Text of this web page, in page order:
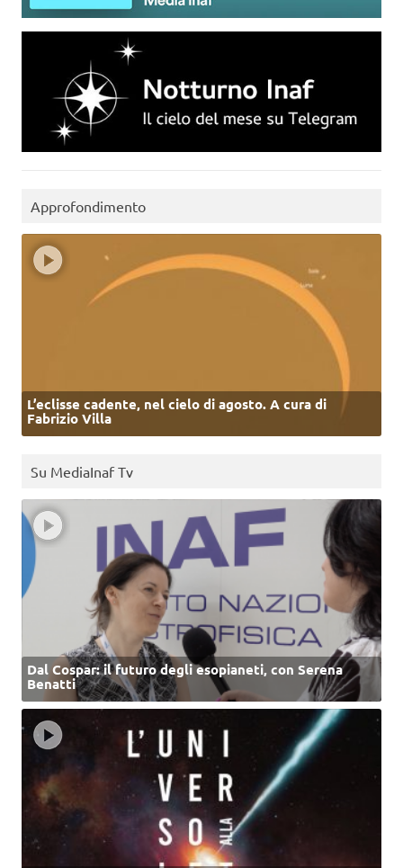
Approfondimento
L’eclisse cadente, nel cielo di agosto. A cura di
Fabrizio Villa
Su MediaInaf Tv
Dal Cospar: il futuro degli esopianeti, con Serena
Benatti